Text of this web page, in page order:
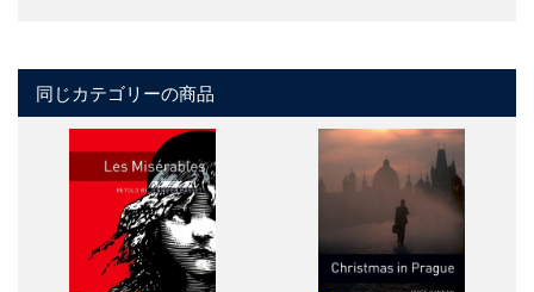
同じカテゴリーの商品